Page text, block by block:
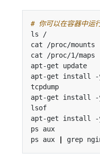
# 你可以在容器中运
ps aux